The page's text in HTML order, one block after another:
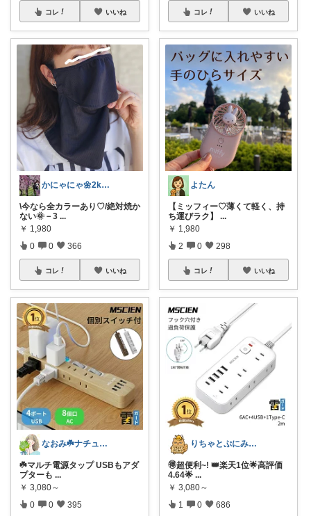
コレ いいね
かにゃにゃ🌼2kids mama
\今なら全カラーあり♡/絶対焼か
ない🌞－3 ...
￥ 1,980
0 0 366
コレ いいね
なおみ☘️ナチュラル生活
☘️マルチ電源タップ USBもアダ
プターも ...
￥ 3,080～
0 0 395
コレ いいね
よたん
【ミッフィー♡薄くて軽く、持
ち運びラク】 ...
￥ 1,980
2 0 298
コレ いいね
​りちゃとぷにみつ💎
🉐超便利~! 👑楽天1位🌟高評価
4.64🌟 ...
￥ 3,080～
1 0 686